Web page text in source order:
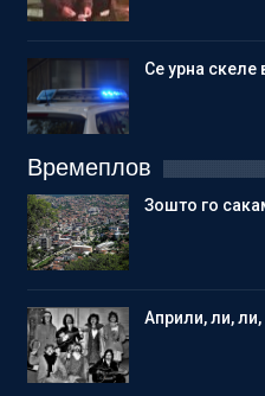
Се урна скеле
Времеплов
Зошто го
Aприли, ли,